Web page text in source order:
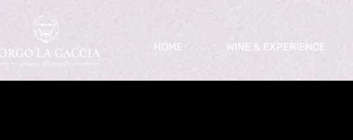
HOME WINE & EXPERIENCE